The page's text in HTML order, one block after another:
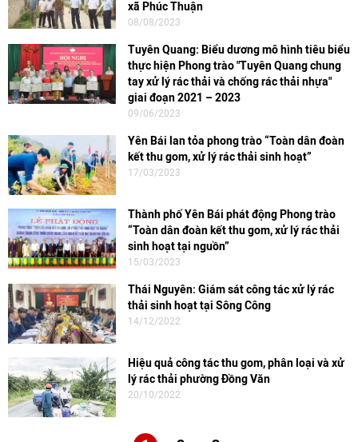
xã Phúc Thuận
08/08/2023
Tuyên Quang: Biểu dương mô hình tiêu biểu
thực hiện Phong trào "Tuyên Quang chung
tay xử lý rác thải và chống rác thải nhựa"
giai đoạn 2021 – 2023
09/06/2023
Yên Bái lan tỏa phong trào “Toàn dân đoàn
kết thu gom, xử lý rác thải sinh hoạt”
17/03/2023
Thành phố Yên Bái phát động Phong trào
“Toàn dân đoàn kết thu gom, xử lý rác thải
sinh hoạt tại nguồn”
15/03/2023
Thái Nguyên: Giám sát công tác xử lý rác
thải sinh hoạt tại Sông Công
14/12/2022
Hiệu quả công tác thu gom, phân loại và xử
lý rác thải phường Đồng Văn
20/10/2022